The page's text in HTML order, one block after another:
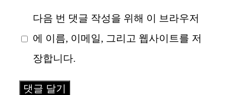
이
다음 번 댓글 작성을 위해 이 브라우저
에 이름, 이메일, 그리고 웹사이트를 저
장합니다.